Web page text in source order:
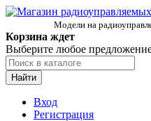
Модели на
Корзина ждет
Выберите любое
Найти
Вход
Регистрация